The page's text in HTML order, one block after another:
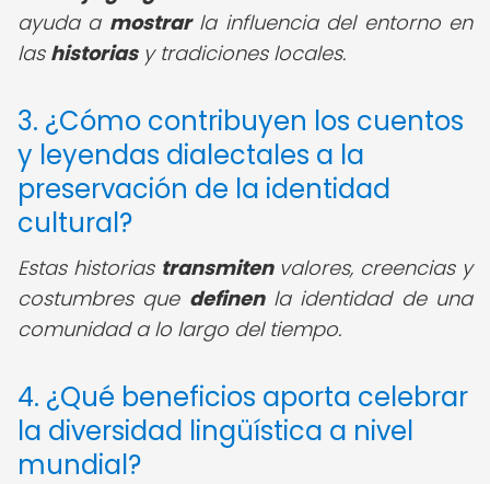
ayuda a mostrarla influencia del entorno en
las historiasy tradiciones locales.
3. ¿Cómo contribuyen los cuentos
y leyendas dialectales a la
preservación de la identidad
cultural?
Estas historias transmitenvalores, creencias y
costumbres que definenla identidad de una
comunidad a lo largo del tiempo.
4. ¿Qué beneficios aporta celebrar
la diversidad lingüística a nivel
mundial?